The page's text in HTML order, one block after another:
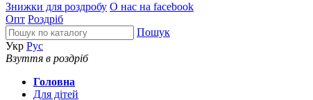
Знижки для роздробу О нас на facebook
Опт Роздріб
Пошук
Укр Рус
Взуття в роздріб
Головна
Для дітей